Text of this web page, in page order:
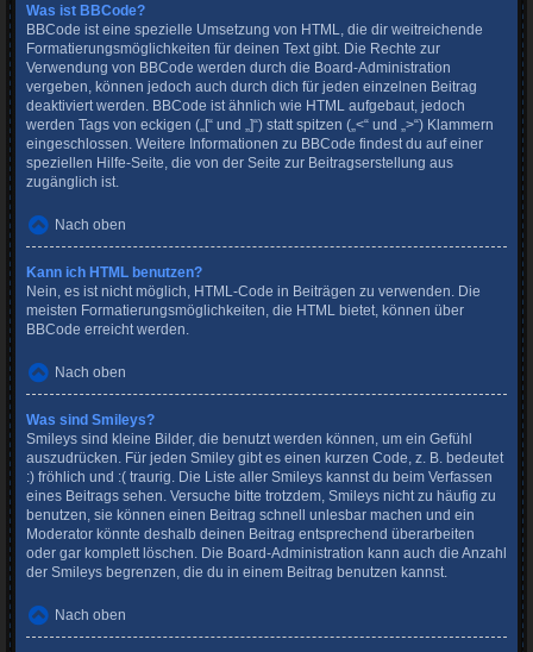
Was ist BBCode?
BBCode ist eine spezielle Umsetzung von HTML, die dir weitreichende
Formatierungsmöglichkeiten für deinen Text gibt. Die Rechte zur
Verwendung von BBCode werden durch die Board-Administration
vergeben, können jedoch auch durch dich für jeden einzelnen Beitrag
deaktiviert werden. BBCode ist ähnlich wie HTML aufgebaut, jedoch
werden Tags von eckigen („[“ und „]“) statt spitzen („<“ und „>“) Klammern
eingeschlossen. Weitere Informationen zu BBCode findest du auf einer
speziellen Hilfe-Seite, die von der Seite zur Beitragserstellung aus
zugänglich ist.
Nach oben
Kann ich HTML benutzen?
Nein, es ist nicht möglich, HTML-Code in Beiträgen zu verwenden. Die
meisten Formatierungsmöglichkeiten, die HTML bietet, können über
BBCode erreicht werden.
Nach oben
Was sind Smileys?
Smileys sind kleine Bilder, die benutzt werden können, um ein Gefühl
auszudrücken. Für jeden Smiley gibt es einen kurzen Code, z. B. bedeutet
:) fröhlich und :( traurig. Die Liste aller Smileys kannst du beim Verfassen
eines Beitrags sehen. Versuche bitte trotzdem, Smileys nicht zu häufig zu
benutzen, sie können einen Beitrag schnell unlesbar machen und ein
Moderator könnte deshalb deinen Beitrag entsprechend überarbeiten
oder gar komplett löschen. Die Board-Administration kann auch die Anzahl
der Smileys begrenzen, die du in einem Beitrag benutzen kannst.
Nach oben